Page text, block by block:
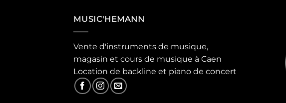
MUSIC'HEMANN
Vente d'instruments de musique,
magasin et cours de musique à Caen
Location de backline et piano de concert